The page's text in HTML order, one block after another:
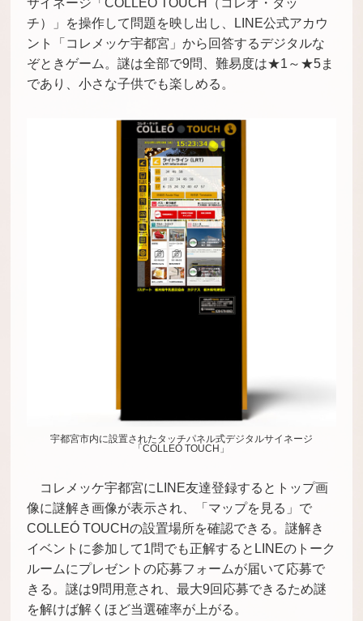
チ）」を操作して問題を映し出し、LINE公式アカウ
ント「コレメッケ宇都宮」から回答するデジタルな
ぞときゲーム。謎は全部で9問、難易度は★1～★5ま
であり、小さな子供でも楽しめる。
宇都宮市内に設置されたタッチパネル式デジタルサイネージ
「COLLEÓ TOUCH」
コレメッケ宇都宮にLINE友達登録するとトップ画
像に謎解き画像が表示され、「マップを見る」で
COLLEÓ TOUCHの設置場所を確認できる。謎解き
イベントに参加して1問でも正解するとLINEのトーク
ルームにプレゼントの応募フォームが届いて応募で
きる。謎は9問用意され、最大9回応募できるため謎
を解けば解くほど当選確率が上がる。